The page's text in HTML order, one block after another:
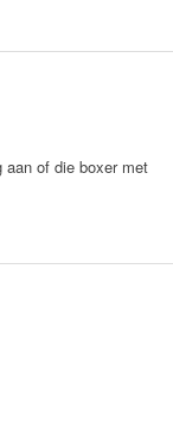
of die boxer met